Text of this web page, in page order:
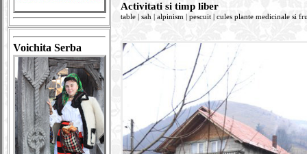
Voichita Serba
Activitati si timp liber
table | sah | alpinism | pescuit | cules plante medicinale si